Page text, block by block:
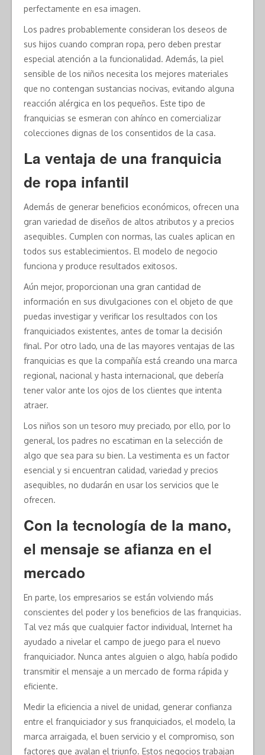
perfectamente en esa imagen.
Los padres probablemente consideran los deseos de
sus hijos cuando compran ropa, pero deben prestar
especial atención a la funcionalidad. Además, la piel
sensible de los niños necesita los mejores materiales
que no contengan sustancias nocivas, evitando alguna
reacción alérgica en los pequeños. Este tipo de
franquicias se esmeran con ahínco en comercializar
colecciones dignas de los consentidos de la casa.
La ventaja de una franquicia
de ropa infantil
Además de generar beneficios económicos, ofrecen una
gran variedad de diseños de altos atributos y a precios
asequibles. Cumplen con normas, las cuales aplican en
todos sus establecimientos. El modelo de negocio
funciona y produce resultados exitosos.
Aún mejor, proporcionan una gran cantidad de
información en sus divulgaciones con el objeto de que
puedas investigar y verificar los resultados con los
franquiciados existentes, antes de tomar la decisión
final. Por otro lado, una de las mayores ventajas de las
franquicias es que la compañía está creando una marca
regional, nacional y hasta internacional, que debería
tener valor ante los ojos de los clientes que intenta
atraer.
Los niños son un tesoro muy preciado, por ello, por lo
general, los padres no escatiman en la selección de
algo que sea para su bien. La vestimenta es un factor
esencial y si encuentran calidad, variedad y precios
asequibles, no dudarán en usar los servicios que le
ofrecen.
Con la tecnología de la mano,
el mensaje se afianza en el
mercado
En parte, los empresarios se están volviendo más
conscientes del poder y los beneficios de las franquicias.
Tal vez más que cualquier factor individual, Internet ha
ayudado a nivelar el campo de juego para el nuevo
franquiciador. Nunca antes alguien o algo, había podido
transmitir el mensaje a un mercado de forma rápida y
eficiente.
Medir la eficiencia a nivel de unidad, generar confianza
entre el franquiciador y sus franquiciados, el modelo, la
marca arraigada, el buen servicio y el compromiso, son
factores que avalan el triunfo. Estos negocios trabajan